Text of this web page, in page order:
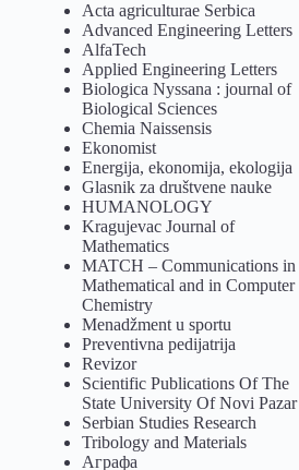
Acta agriculturae Serbica
Advanced Engineering Letters
AlfaTech
Applied Engineering Letters
Biologica Nyssana : journal of
Biological Sciences
Chemia Naissensis
Ekonomist
Energija, ekonomija, ekologija
Glasnik za društvene nauke
HUMANOLOGY
Kragujevac Journal of
Mathematics
MATCH – Communications in
Mathematical and in Computer
Chemistry
Menadžment u sportu
Preventivna pedijatrija
Revizor
Scientific Publications Of The
State University Of Novi Pazar
Serbian Studies Research
Tribology and Materials
Аграфа